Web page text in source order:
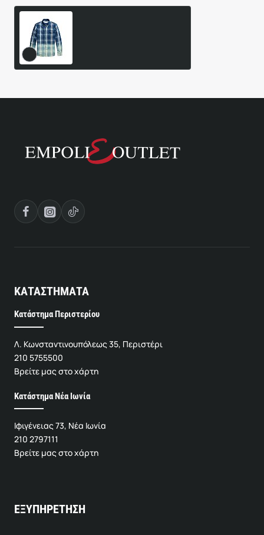
ΚΑΤΑΣΤΗΜΑΤΑ
Κατάστημα Περιστερίου
Λ. Κωνσταντινουπόλεως 35, Περιστέρι
210 5755500
Βρείτε μας στο χάρτη
Κατάστημα Νέα Ιωνία
Ιφιγένειας 73, Νέα Ιωνία
210 2797111
Βρείτε μας στο χάρτη
ΕΞΥΠΗΡΕΤΗΣΗ